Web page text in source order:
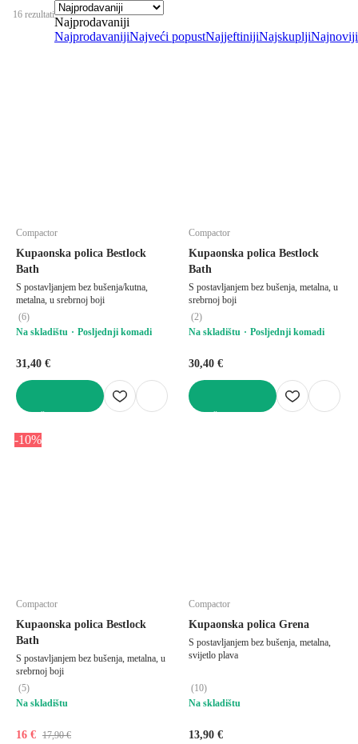
16 rezultati
Najprodavaniji
NajprodavanijiNajveći popustNajjeftinijiNajskupljiNajnoviji
Compactor
Kupaonska polica Bestlock
Bath
S postavljanjem bez bušenja/kutna,
metalna, u srebrnoj boji
(6)
Na skladištu
Posljednji komadi
31,40 €
Compactor
Kupaonska polica Bestlock
Bath
S postavljanjem bez bušenja, metalna, u
srebrnoj boji
(2)
Na skladištu
Posljednji komadi
30,40 €
-10%
Compactor
Kupaonska polica Bestlock
Bath
S postavljanjem bez bušenja, metalna, u
srebrnoj boji
(5)
Na skladištu
16 € 17,90 €
Compactor
Kupaonska polica Grena
S postavljanjem bez bušenja, metalna,
svijetlo plava
(10)
Na skladištu
13,90 €